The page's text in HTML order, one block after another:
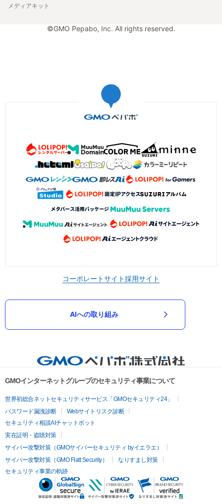
メディアキット
©GMO Pepabo, Inc. All rights reserved.
コーポレートサイト採用サイト
AIへの取り組み
GMOインターネットグループのセキュリティ事業について
世界初総合ネットセキュリティサービス「GMOセキュリティ24」
パスワード漏洩診断
Webサイトリスク診断
セキュリティ相談AIチャットボット
実在証明・盗聴対策
サイバー攻撃対策（GMOサイバーセキュリティ byイエラエ）
サイバー攻撃対策（GMO Flatt Security）
なりすまし対策
セキュリティ事業の軌跡